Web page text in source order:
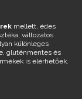
mellett, édes
változatos
különleges
gluténmentes és
is elérhetőek.